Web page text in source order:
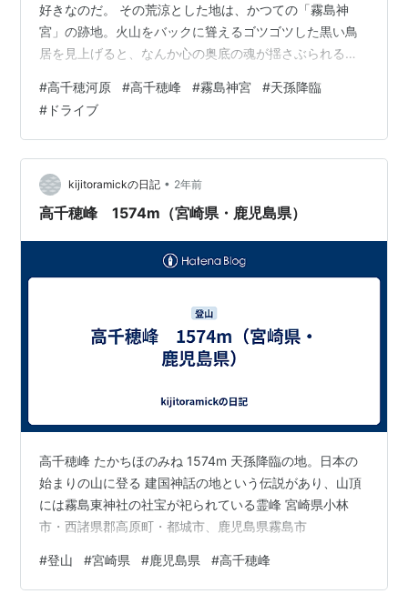
好きなのだ。 その荒涼とした地は、かつての「霧島神
宮」の跡地。火山をバックに聳えるゴツゴツした黒い鳥
居を見上げると、なんか心の奥底の魂が揺さぶられるよ
プローチしたよな。今宵はその思い出を振り返ってみよ
うと思うのだ。 ちなみに宮崎県の渓谷と滝が美しい「高
千穂峡」とは別物なので注意ね。高千穂峡も最高にいい
場所だけどね。 標高970m、紅葉は一足早く始まって 夕
暮れ時、僕は監視下に置かれた 日本の夜明けはここから
始まる 住所・スポット情報 標高97…
#高千穂河原 #高千穂峰 #霧島神宮 #天孫降臨
# ドライブ
kijitoramickの日記 • 2年前
高千穂峰 1574m（宮崎県・鹿児島県）
高千穂峰 たかちほのみね 1574m 天孫降臨の地。日本の
始まりの山に登る 建国神話の地という伝説があり、山頂
には霧島東神社の社宝が祀られている霊峰 宮崎県小林
市・西諸県郡高原町・都城市、鹿児島県霧島市
#登山 #宮崎県 #鹿児島県 #高千穂峰